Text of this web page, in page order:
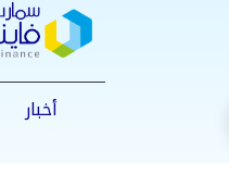
أخبار